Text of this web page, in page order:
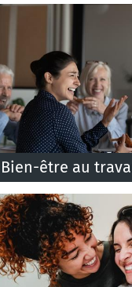
Bien-être au
Le bien-être au travail
Découvrez les règles de
travail que votre